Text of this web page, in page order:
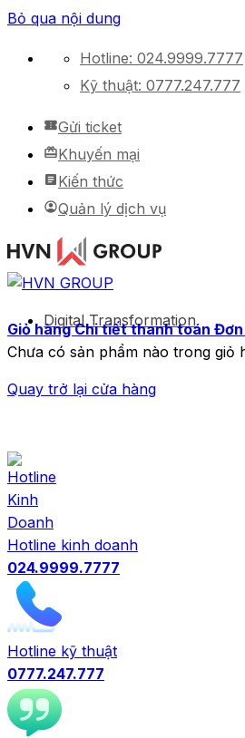
Bỏ qua nội dung
Hotline: 024.9999.7777
Kỹ thuật: 0777.247.777
Gửi ticket
Khuyến mại
Kiến thức
Quản lý dịch vụ
Digital Transformation
Giỏ hàngChi tiết thanh toán
Chưa có sản phẩm nào trong giỏ
Quay trở lại cửa hàng
Hotline kinh doanh
024.9999.7777
Hotline kỹ thuật
0777.247.777